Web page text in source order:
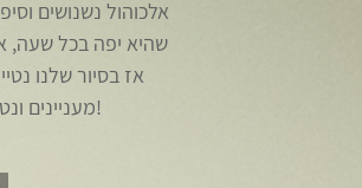
אלכוהול נשנושים
שהיא יפה בכל שעה,
אז בסיור שלנו
מעניינים ונטעם את יפו בביסים קטנים של אושר. תתכוננו להתאהב!